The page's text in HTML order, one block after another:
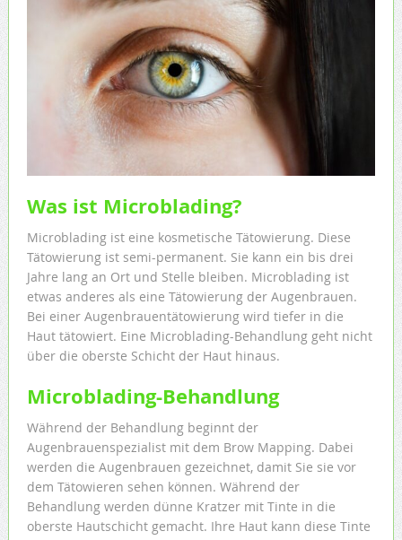
Was ist Microblading?
Microblading ist eine kosmetische Tätowierung. Diese
Tätowierung ist semi-permanent. Sie kann ein bis drei
Jahre lang an Ort und Stelle bleiben. Microblading ist
etwas anderes als eine Tätowierung der Augenbrauen.
Bei einer Augenbrauentätowierung wird tiefer in die
Haut tätowiert. Eine Microblading-Behandlung geht nicht
über die oberste Schicht der Haut hinaus.
Microblading-Behandlung
Während der Behandlung beginnt der
Augenbrauenspezialist mit dem Brow Mapping. Dabei
werden die Augenbrauen gezeichnet, damit Sie sie vor
dem Tätowieren sehen können. Während der
Behandlung werden dünne Kratzer mit Tinte in die
oberste Hautschicht gemacht. Ihre Haut kann diese Tinte